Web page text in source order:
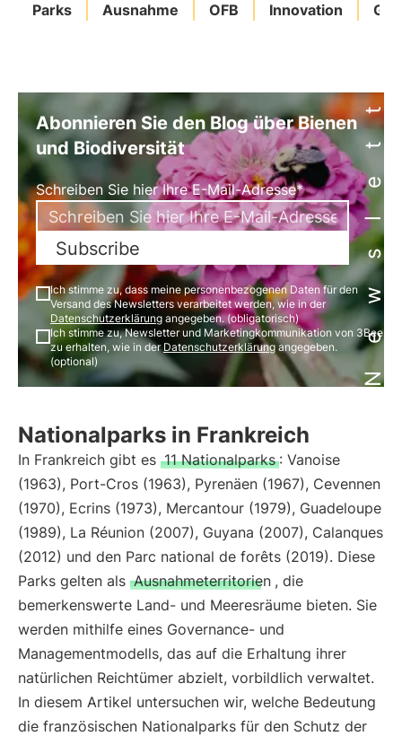
Parks Ausnahme OFB Innovation Newsletter
Abonnieren Sie den Blog über Bienen
und Biodiversität
Schreiben Sie hier Ihre E-Mail-Adresse*
Subscribe
Ich stimme zu, dass meine personenbezogenen Daten für den
Versand des Newsletters verarbeitet werden, wie in der
Datenschutzerklärung angegeben. (obligatorisch)
Ich stimme zu, Newsletter und Marketingkommunikation von 3Bee
zu erhalten, wie in derDatenschutzerklärungangegeben.
(optional)
Nationalparks in Frankreich
In Frankreich gibt es 11 Nationalparks : Vanoise
(1963), Port-Cros (1963), Pyrenäen (1967), Cevennen
(1970), Ecrins (1973), Mercantour (1979), Guadeloupe
(1989), La Réunion (2007), Guyana (2007), Calanques
(2012) und den Parc national de forêts (2019). Diese
Parks gelten als Ausnahmeterritorien , die
bemerkenswerte Land- und Meeresräume bieten. Sie
werden mithilfe eines Governance- und
Managementmodells, das auf die Erhaltung ihrer
natürlichen Reichtümer abzielt, vorbildlich verwaltet.
In diesem Artikel untersuchen wir, welche Bedeutung
die französischen Nationalparks für den Schutz der